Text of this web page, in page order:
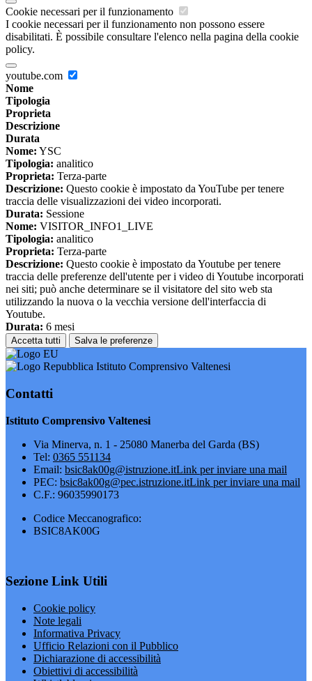
Cookie necessari per il funzionamento
I cookie necessari per il funzionamento non possono essere
disabilitati. È possibile consultare l'elenco nella pagina della cookie
policy.
youtube.com
Nome
Tipologia
Proprieta
Descrizione
Durata
Nome: YSC
Tipologia: analitico
Proprieta: Terza-parte
Descrizione: Questo cookie è impostato da YouTube per tenere
traccia delle visualizzazioni dei video incorporati.
Durata: Sessione
Nome: VISITOR_INFO1_LIVE
Tipologia: analitico
Proprieta: Terza-parte
Descrizione: Questo cookie è impostato da Youtube per tenere
traccia delle preferenze dell'utente per i video di Youtube incorporati
nei siti; può anche determinare se il visitatore del sito web sta
utilizzando la nuova o la vecchia versione dell'interfaccia di
Youtube.
Durata: 6 mesi
Accetta tutti Salva le preferenze
Istituto Comprensivo Valtenesi
Contatti
Istituto Comprensivo Valtenesi
Via Minerva, n. 1 - 25080 Manerba del Garda (BS)
Tel: 0365 551134
Email: bsic8ak00g@istruzione.itLink per inviare una mail
PEC: bsic8ak00g@pec.istruzione.itLink per inviare una mail
C.F.: 96035990173
Codice Meccanografico:
BSIC8AK00G
Sezione Link Utili
Cookie policy
Note legali
Informativa Privacy
Ufficio Relazioni con il Pubblico
Dichiarazione di accessibilità
Obiettivi di accessibilità